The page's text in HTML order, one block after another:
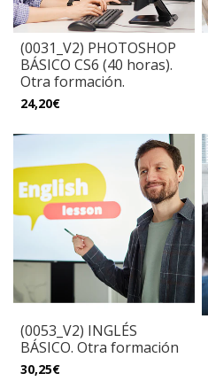
(0031_V2) PHOTOSHOP
BÁSICO CS6 (40 horas).
Otra formación.
24,20€
(0053_V2) INGLÉS
BÁSICO. Otra formación
30,25€